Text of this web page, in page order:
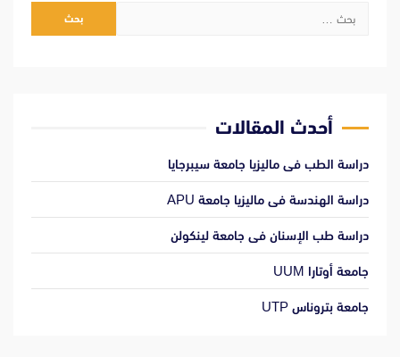
البحث
أحدث المقالات
دراسة الطب فى ماليزيا جامعة سيبرجايا
دراسة الهندسة فى ماليزيا جامعة APU
دراسة طب الإسنان فى جامعة لينكولن
جامعة أوتارا UUM
جامعة بتروناس UTP